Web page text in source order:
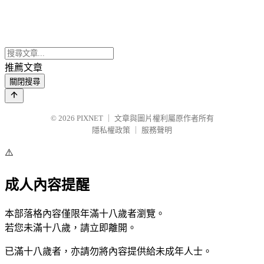
推薦文章
關閉搜尋
© 2026 PIXNET
文章與圖片權利屬原作者所有
隱私權政策
服務聲明
⚠️
成人內容提醒
本部落格內容僅限年滿十八歲者瀏覽。
若您未滿十八歲，請立即離開。
已滿十八歲者，亦請勿將內容提供給未成年人士。